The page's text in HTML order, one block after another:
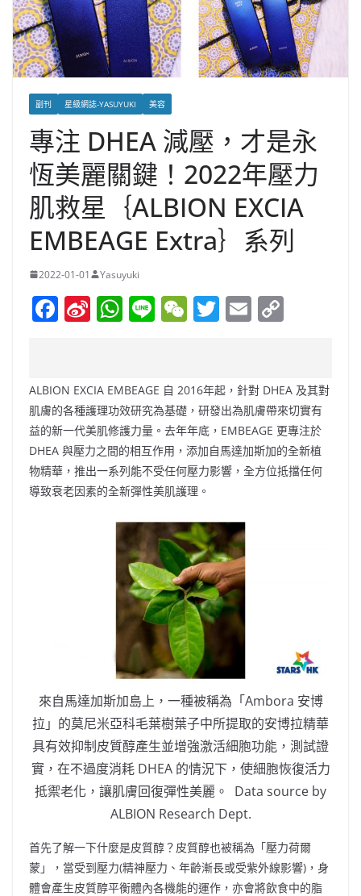
副刊 星級網誌-YASUYUKI 美容
專注 DHEA 減壓，才是永
恆美麗關鍵！2022年壓力
肌救星｛ALBION EXCIA
EMBEAGE Extra｝系列
2022-01-01 Yasuyuki
F
e
b
o
o
k
Si
W
ei
b
o
W
s
A
p
p
Li W
h
at
T
er
E
l y
Li
n
k
ALBION EXCIA EMBEAGE 自 2016年起，針對 DHEA 及其對
肌膚的各種護理功效研究為基礎，研發出為肌膚帶來切實有
益的新一代美肌修護力量。去年年底，EMBEAGE 更專注於
DHEA 與壓力之間的相互作用，添加自馬達加斯加的全新植
物精華，推出一系列能不受任何壓力影響，全方位抵擋任何
導致衰老因素的全新彈性美肌護理。
來自馬達加斯加島上，一種被稱為「Ambora 安博
拉」的莫尼米亞科毛葉樹葉子中所提取的安博拉精華
具有效抑制皮質醇產生並增強激活細胞功能，測試證
實，在不過度消耗 DHEA 的情況下，使細胞恢復活力
抵禦老化，讓肌膚回復彈性美麗。 Data source by
ALBION Research Dept.
首先了解一下什麼是皮質醇？皮質醇也被稱為「壓力荷爾
蒙」，當受到壓力(精神壓力、年齡漸長或受紫外線影響)，身
體會產生皮質醇平衡體內各機能的運作，亦會將飲食中的脂